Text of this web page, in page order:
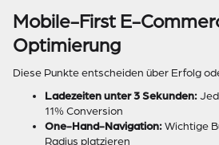
Mobile-First E-
Optimierung
Diese Punkte entscheiden über Erfolg
Ladezeiten unter 3 Sekunden:
11% Conversion
One-Hand-Navigation: Wichtige
Radius platzieren